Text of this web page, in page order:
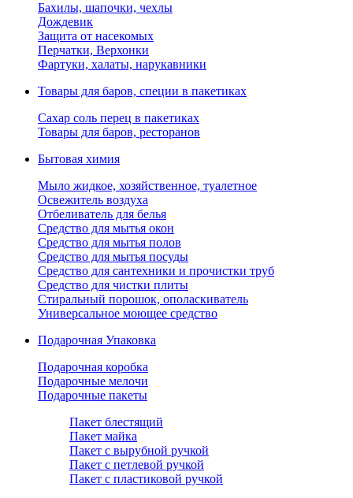
Бахилы, шапочки, чехлы
Дождевик
Защита от насекомых
Перчатки, Верхонки
Фартуки, халаты, нарукавники
Товары для баров, специи в пакетиках
Сахар соль перец в пакетиках
Товары для баров, ресторанов
Бытовая химия
Мыло жидкое, хозяйственное, туалетное
Освежитель воздуха
Отбеливатель для белья
Средство для мытья окон
Средство для мытья полов
Средство для мытья посуды
Средство для сантехники и прочистки труб
Средство для чистки плиты
Стиральный порошок, ополаскиватель
Универсальное моющее средство
Подарочная Упаковка
Подарочная коробка
Подарочные мелочи
Подарочные пакеты
Пакет блестящий
Пакет майка
Пакет с вырубной ручкой
Пакет с петлевой ручкой
Пакет с пластиковой ручкой